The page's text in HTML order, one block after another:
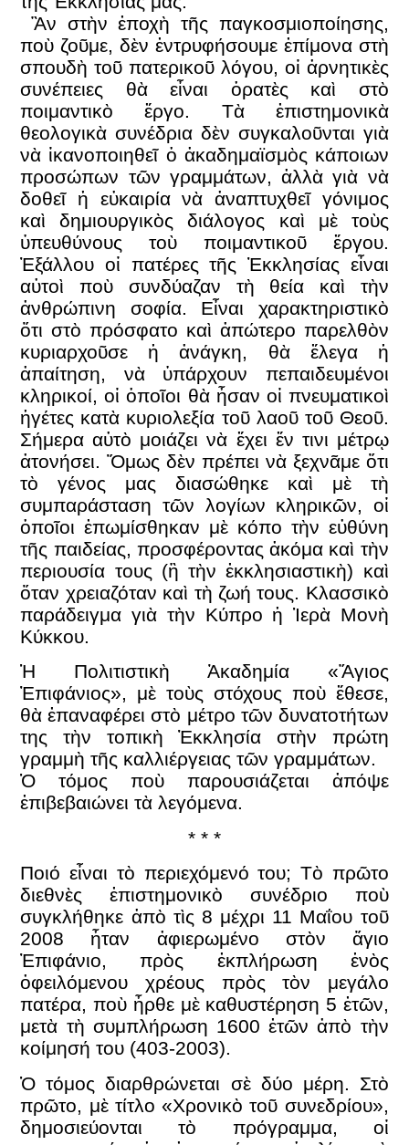
Ἂν στὴν ἐποχὴ τῆς παγκοσμιοποίησης,
ποὺ ζοῦμε, δὲν ἐντρυφήσουμε ἐπίμονα στὴ
σπουδὴ τοῦ πατερικοῦ λόγου, οἱ ἀρνητικὲς
συνέπειες θὰ εἶναι ὁρατὲς καὶ στὸ
ποιμαντικὸ ἔργο. Τὰ ἐπιστημονικὰ
θεολογικὰ συνέδρια δὲν συγκαλοῦνται γιὰ
νὰ ἱκανοποιηθεῖ ὁ ἀκαδημαϊσμὸς κάποιων
προσώπων τῶν γραμμάτων, ἀλλὰ γιὰ νὰ
δοθεῖ ἡ εὐκαιρία νὰ ἀναπτυχθεῖ γόνιμος
καὶ δημιουργικὸς διάλογος καὶ μὲ τοὺς
ὑπευθύνους τοὺ ποιμαντικοῦ ἔργου.
Ἐξάλλου οἱ πατέρες τῆς Ἐκκλησίας εἶναι
αὐτοὶ ποὺ συνδύαζαν τὴ θεία καὶ τὴν
ἀνθρώπινη σοφία. Εἶναι χαρακτηριστικὸ
ὅτι στὸ πρόσφατο καὶ ἀπώτερο παρελθὸν
κυριαρχοῦσε ἡ ἀνάγκη, θὰ ἔλεγα ἡ
ἀπαίτηση, νὰ ὑπάρχουν πεπαιδευμένοι
κληρικοί, οἱ ὁποῖοι θὰ ἦσαν οἱ πνευματικοὶ
ἡγέτες κατὰ κυριολεξία τοῦ λαοῦ τοῦ Θεοῦ.
Σήμερα αὐτὸ μοιάζει νὰ ἔχει ἔν τινι μέτρῳ
ἀτονήσει. Ὅμως δὲν πρέπει νὰ ξεχνᾶμε ὅτι
τὸ γένος μας διασώθηκε καὶ μὲ τὴ
συμπαράσταση τῶν λογίων κληρικῶν, οἱ
ὁποῖοι ἐπωμίσθηκαν μὲ κόπο τὴν εὐθύνη
τῆς παιδείας, προσφέροντας ἀκόμα καὶ τὴν
περιουσία τους (ἢ τὴν ἐκκλησιαστικὴ) καὶ
ὅταν χρειαζόταν καὶ τὴ ζωή τους. Κλασσικὸ
παράδειγμα γιὰ τὴν Κύπρο ἡ Ἱερὰ Μονὴ
Κύκκου.
Ἡ Πολιτιστικὴ Ἀκαδημία «Ἅγιος
Ἐπιφάνιος», μὲ τοὺς στόχους ποὺ ἔθεσε,
θὰ ἐπαναφέρει στὸ μέτρο τῶν δυνατοτήτων
της τὴν τοπικὴ Ἐκκλησία στὴν πρώτη
γραμμὴ τῆς καλλιέργειας τῶν γραμμάτων.
Ὁ τόμος ποὺ παρουσιάζεται ἀπόψε
ἐπιβεβαιώνει τὰ λεγόμενα.
* * *
Ποιό εἶναι τὸ περιεχόμενό του; Τὸ πρῶτο
διεθνὲς ἐπιστημονικὸ συνέδριο ποὺ
συγκλήθηκε ἀπὸ τὶς 8 μέχρι 11 Μαΐου τοῦ
2008 ἦταν ἀφιερωμένο στὸν ἅγιο
Ἐπιφάνιο, πρὸς ἐκπλήρωση ἑνὸς
ὀφειλόμενου χρέους πρὸς τὸν μεγάλο
πατέρα, ποὺ ἦρθε μὲ καθυστέρηση 5 ἐτῶν,
μετὰ τὴ συμπλήρωση 1600 ἐτῶν ἀπὸ τὴν
κοίμησή του (403-2003).
Ὁ τόμος διαρθρώνεται σὲ δύο μέρη. Στὸ
πρῶτο, μὲ τίτλο «Χρονικὸ τοῦ συνεδρίου»,
δημοσιεύονται τὸ πρόγραμμα, οἱ